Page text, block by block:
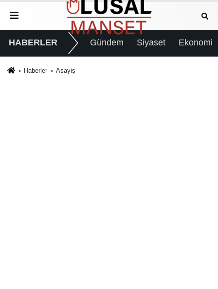
HABERLER Gündem Siyaset Ekonomi
Haberler Asayiş